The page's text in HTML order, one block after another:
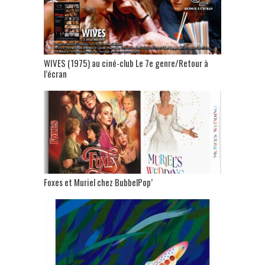
WIVES (1975) au ciné-club Le 7e genre/Retour à
l’écran
Foxes et Muriel chez BubbelPop’